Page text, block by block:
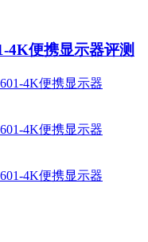
4K便携显示器评测